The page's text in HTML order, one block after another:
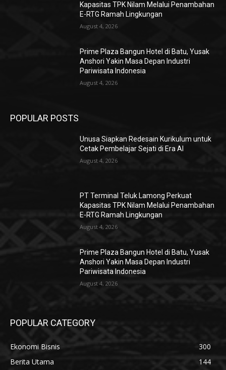
Kapasitas TPK Nilam Melalui Penambahan
E-RTG Ramah Lingkungan
August 4, 2026
Prime Plaza Bangun Hotel di Batu, Yusak
Anshori Yakin Masa Depan Industri
Pariwisata Indonesia
August 4, 2026
POPULAR POSTS
Unusa Siapkan Redesain Kurikulum untuk
Cetak Pembelajar Sejati di Era AI
August 4, 2026
PT Terminal Teluk Lamong Perkuat
Kapasitas TPK Nilam Melalui Penambahan
E-RTG Ramah Lingkungan
August 4, 2026
Prime Plaza Bangun Hotel di Batu, Yusak
Anshori Yakin Masa Depan Industri
Pariwisata Indonesia
August 4, 2026
POPULAR CATEGORY
Ekonomi Bisnis
300
Berita Utama
144